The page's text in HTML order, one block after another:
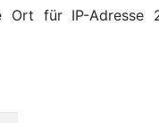
für IP-Adresse